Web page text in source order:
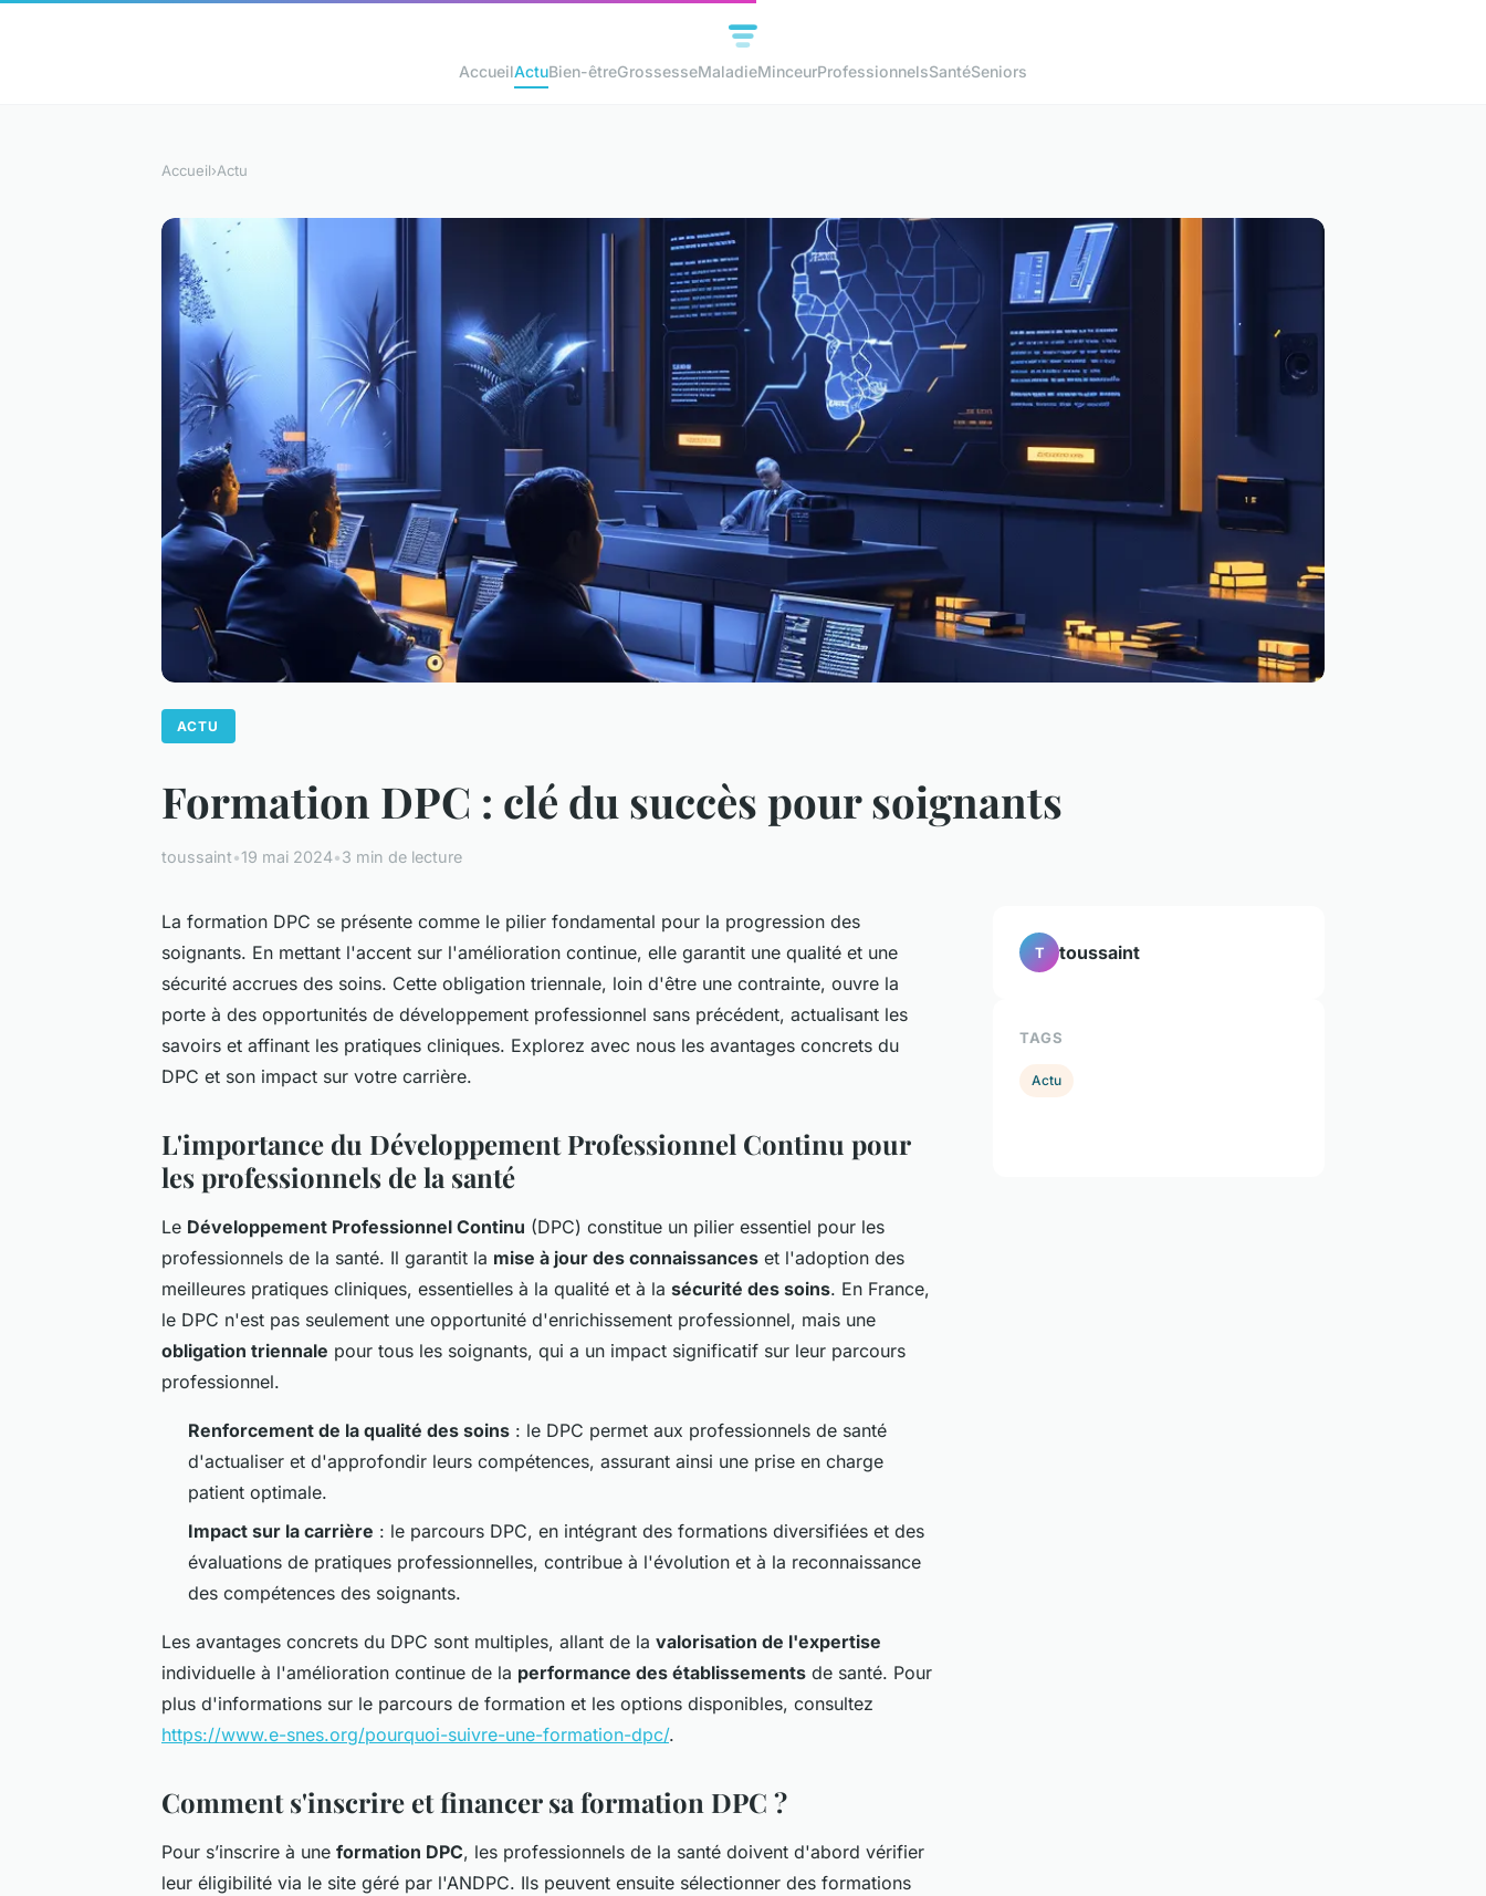
AccueilActuBien-êtreGrossesseMaladieMinceurProfessionnelsSantéSeniors
Accueil›Actu
ACTU
Formation DPC : clé du succès pour soignants
toussaint•19 mai 2024•3 min de lecture
La formation DPC se présente comme le pilier fondamental pour la progression des
soignants. En mettant l'accent sur l'amélioration continue, elle garantit une qualité et une
sécurité accrues des soins. Cette obligation triennale, loin d'être une contrainte, ouvre la
porte à des opportunités de développement professionnel sans précédent, actualisant les
savoirs et affinant les pratiques cliniques. Explorez avec nous les avantages concrets du
DPC et son impact sur votre carrière.
L'importance du Développement Professionnel Continu pour
les professionnels de la santé
Le Développement Professionnel Continu (DPC) constitue un pilier essentiel pour les
professionnels de la santé. Il garantit la mise à jour des connaissances et l'adoption des
meilleures pratiques cliniques, essentielles à la qualité et à la sécurité des soins. En France,
le DPC n'est pas seulement une opportunité d'enrichissement professionnel, mais une
obligation triennale pour tous les soignants, qui a un impact significatif sur leur parcours
professionnel.
Renforcement de la qualité des soins : le DPC permet aux professionnels de santé
d'actualiser et d'approfondir leurs compétences, assurant ainsi une prise en charge
patient optimale.
Impact sur la carrière : le parcours DPC, en intégrant des formations diversifiées et des
évaluations de pratiques professionnelles, contribue à l'évolution et à la reconnaissance
des compétences des soignants.
Les avantages concrets du DPC sont multiples, allant de la valorisation de l'expertise
individuelle à l'amélioration continue de la performance des établissements de santé. Pour
plus d'informations sur le parcours de formation et les options disponibles, consultez
https://www.e-snes.org/pourquoi-suivre-une-formation-dpc/.
Comment s'inscrire et financer sa formation DPC ?
Pour s’inscrire à une formation DPC, les professionnels de la santé doivent d'abord vérifier
leur éligibilité via le site géré par l'ANDPC. Ils peuvent ensuite sélectionner des formations
T toussaint
TAGS
Actu